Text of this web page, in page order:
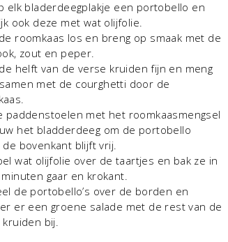
elk bladerdeegplakje een portobello en
ook deze met wat olijfolie.
roomkaas los en breng op smaak met de
zout en peper.
helft van de verse kruiden fijn en meng
met de courghetti door de
paddenstoelen met het roomkaasmengsel
het bladderdeeg om de portobello
de bovenkant blijft vrij.
wat olijfolie over de taartjes en bak ze in
gaar en krokant.
de portobello’s over de borden en
er een groene salade met de rest van de
bij.